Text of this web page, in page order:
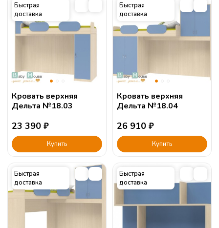
Быстрая
доставка
Кровать верхняя
Дельта №18.03
23 390 ₽
Купить
Быстрая
доставка
Кровать верхняя
Дельта №18.04
26 910 ₽
Купить
Быстрая
доставка
Быстрая
доставка